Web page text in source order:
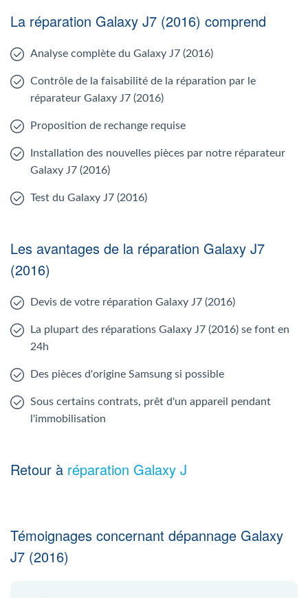
La réparation Galaxy J7 (2016) comprend
Analyse complète du Galaxy J7 (2016)
Contrôle de la faisabilité de la réparation par le
réparateur Galaxy J7 (2016)
Proposition de rechange requise
Installation des nouvelles pièces par notre réparateur
Galaxy J7 (2016)
Test du Galaxy J7 (2016)
Les avantages de la réparation Galaxy J7
(2016)
Devis de votre réparation Galaxy J7 (2016)
La plupart des réparations Galaxy J7 (2016) se font en
24h
Des pièces d'origine Samsung si possible
Sous certains contrats, prêt d'un appareil pendant
l'immobilisation
Retour à réparation Galaxy J
Témoignages concernant dépannage Galaxy
J7 (2016)